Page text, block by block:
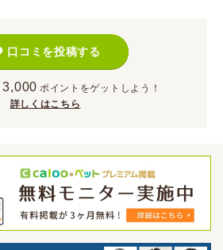
口コミを投稿する
3,000 ポイント をゲットしよう！
詳しくはこちら